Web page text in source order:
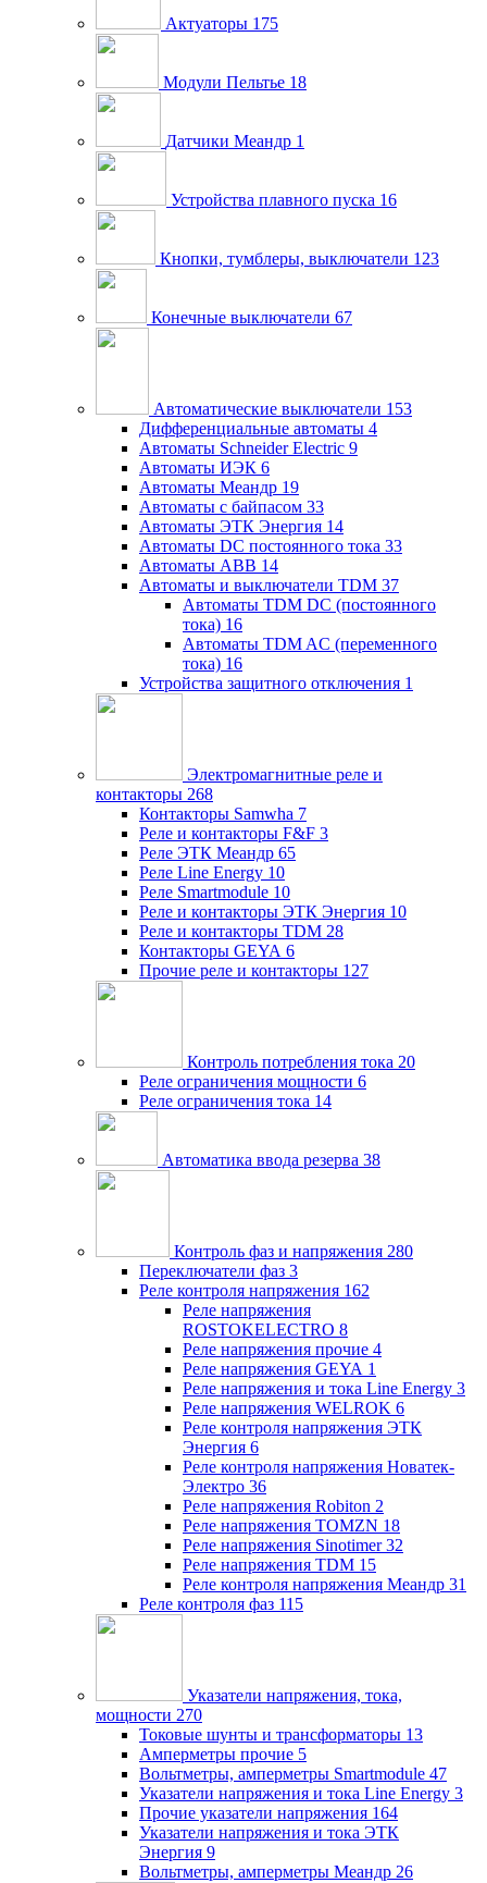
Актуаторы 175
Модули Пельтье 18
Датчики Меандр 1
Устройства плавного пуска 16
Кнопки, тумблеры, выключатели 123
Конечные выключатели 67
Автоматические выключатели 153
Дифференциальные автоматы 4
Автоматы Schneider Electric 9
Автоматы ИЭК 6
Автоматы Меандр 19
Автоматы с байпасом 33
Автоматы ЭТК Энергия 14
Автоматы DC постоянного тока 33
Автоматы ABB 14
Автоматы и выключатели TDM 37
Автоматы TDM DC (постоянного
тока) 16
Автоматы TDM AC (переменного
тока) 16
Устройства защитного отключения 1
Электромагнитные реле и
контакторы 268
Контакторы Samwha 7
Реле и контакторы F&F 3
Реле ЭТК Меандр 65
Реле Line Energy 10
Реле Smartmodule 10
Реле и контакторы ЭТК Энергия 10
Реле и контакторы TDM 28
Контакторы GEYA 6
Прочие реле и контакторы 127
Контроль потребления тока 20
Реле ограничения мощности 6
Реле ограничения тока 14
Автоматика ввода резерва 38
Контроль фаз и напряжения 280
Переключатели фаз 3
Реле контроля напряжения 162
Реле напряжения
ROSTOKELECTRO 8
Реле напряжения прочие 4
Реле напряжения GEYA 1
Реле напряжения и тока Line Energy 3
Реле напряжения WELROK 6
Реле контроля напряжения ЭТК
Энергия 6
Реле контроля напряжения Новатек-
Электро 36
Реле напряжения Robiton 2
Реле напряжения TOMZN 18
Реле напряжения Sinotimer 32
Реле напряжения TDM 15
Реле контроля напряжения Меандр 31
Реле контроля фаз 115
Указатели напряжения, тока,
мощности 270
Токовые шунты и трансформаторы 13
Амперметры прочие 5
Вольтметры, амперметры Smartmodule 47
Указатели напряжения и тока Line Energy 3
Прочие указатели напряжения 164
Указатели напряжения и тока ЭТК
Энергия 9
Вольтметры, амперметры Меандр 26